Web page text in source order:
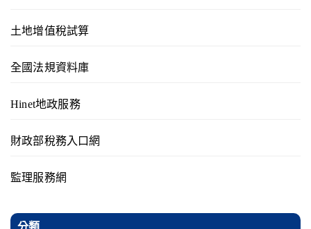
土地增值稅試算
全國法規資料庫
Hinet地政服務
財政部稅務入口網
監理服務網
分類